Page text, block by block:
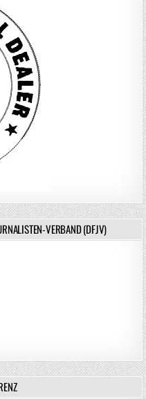
VERBAND (DFJV)